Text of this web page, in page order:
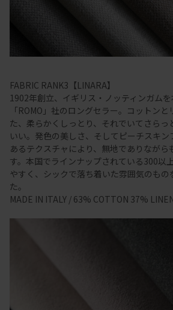
FABRIC RANK3【LINARA】
1902年創立、イギリス・ノッティンガム
「ROMO」社のロングセラー。コットン
た、柔らかくしっとり、それでいてさらっ
いい。発色の美しさ、そしてピーチスキ
あるテクスチャにより、無地でありながら
す。本国でラインナップされている300以
やすく、シックで落ち着いた雰囲気のもの
た。
MADE IN ITALY / 63% COTTON 37%